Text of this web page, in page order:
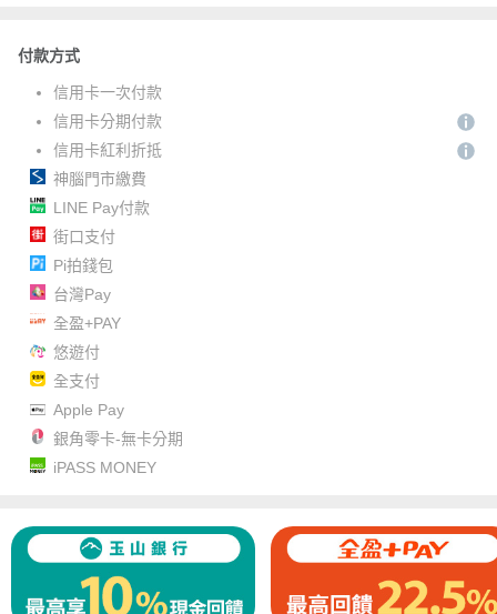
付款方式
信用卡一次付款
信用卡分期付款
信用卡紅利折抵
神腦門市繳費
LINE Pay付款
街口支付
Pi拍錢包
台灣Pay
全盈+PAY
悠遊付
全支付
Apple Pay
銀角零卡-無卡分期
iPASS MONEY